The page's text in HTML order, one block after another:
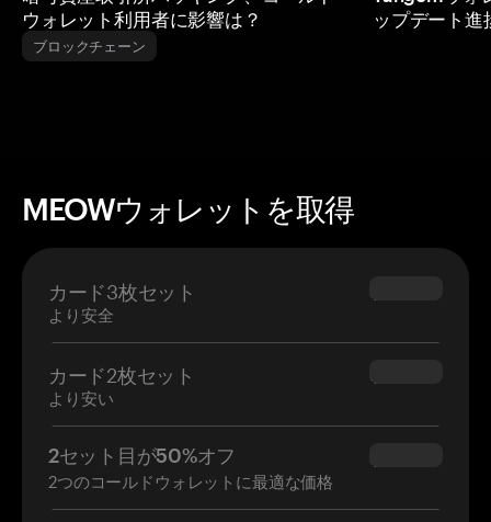
ウォレット利用者に影響は？
ブロックチェーン
ップデート進
MEOWウォレットを取得
カード3枚セット
より安全
$69.90
カード2枚セット
より安い
$54.90
2セット目が50%オフ
2つのコールドウォレットに最適な価格
$34.95